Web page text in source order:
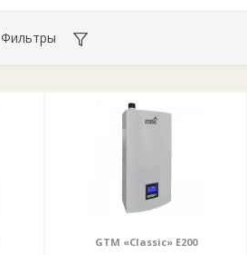
Фильтры
GTM «Classic» E200